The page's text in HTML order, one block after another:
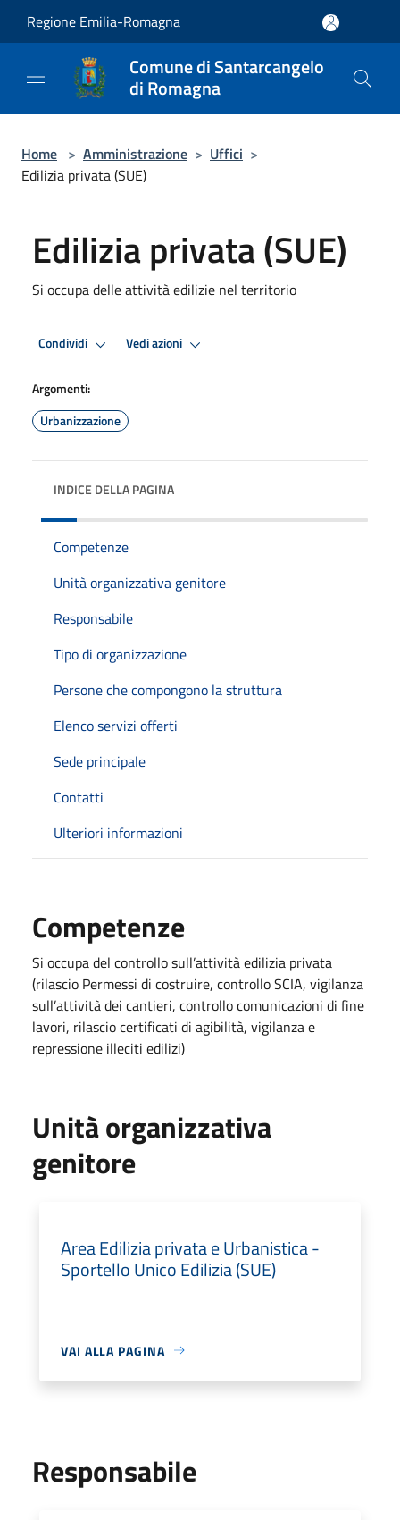
Regione Emilia-Romagna
Comune di Santarcangelo
di Romagna
Home > Amministrazione > Uffici >
Edilizia privata (SUE)
Edilizia privata (SUE)
Si occupa delle attività edilizie nel territorio
Condividi Vedi azioni
Argomenti:
Urbanizzazione
INDICE DELLA PAGINA
Competenze
Unità organizzativa genitore
Responsabile
Tipo di organizzazione
Persone che compongono la struttura
Elenco servizi offerti
Sede principale
Contatti
Ulteriori informazioni
Competenze
Si occupa del controllo sull’attività edilizia privata
(rilascio Permessi di costruire, controllo SCIA, vigilanza
sull’attività dei cantieri, controllo comunicazioni di fine
lavori, rilascio certificati di agibilità, vigilanza e
repressione illeciti edilizi)
Unità organizzativa
genitore
Area Edilizia privata e Urbanistica -
Sportello Unico Edilizia (SUE)
VAI ALLA PAGINA
Responsabile